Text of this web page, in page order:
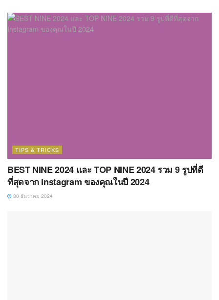
TIPS & TRICKS
BEST NINE 2024 และ TOP NINE 2024 รวม 9 รูปที่ดี
ที่สุดจาก Instagram ของคุณในปี 2024
30 ธันวาคม 2024